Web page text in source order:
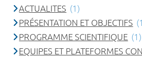
ACTUALITES (1)
PRÉSENTATION ET OBJECTIFS
PROGRAMME SCIENTIFIQUE (1)
EQUIPES ET PLATEFORMES